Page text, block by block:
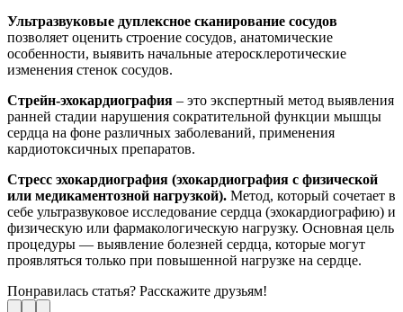
Ультразвуковые дуплексное сканирование сосудов
позволяет оценить строение сосудов, анатомические
особенности, выявить начальные атеросклеротические
изменения стенок сосудов.
Стрейн-эхокардиография – это экспертный метод выявления
ранней стадии нарушения сократительной функции мышцы
сердца на фоне различных заболеваний, применения
кардиотоксичных препаратов.
Стресс эхокардиография (эхокардиография с физической
или медикаментозной нагрузкой). Метод, который сочетает в
себе ультразвуковое исследование сердца (эхокардиографию) и
физическую или фармакологическую нагрузку. Основная цель
процедуры — выявление болезней сердца, которые могут
проявляться только при повышенной нагрузке на сердце.
Понравилась статья? Расскажите друзьям!